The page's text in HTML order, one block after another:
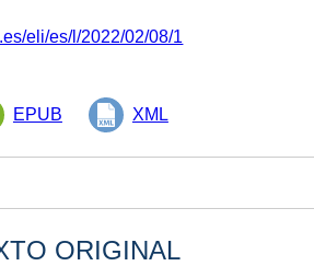
eli/es/l/2022/02/08/1
EPUB XML
ORIGINAL